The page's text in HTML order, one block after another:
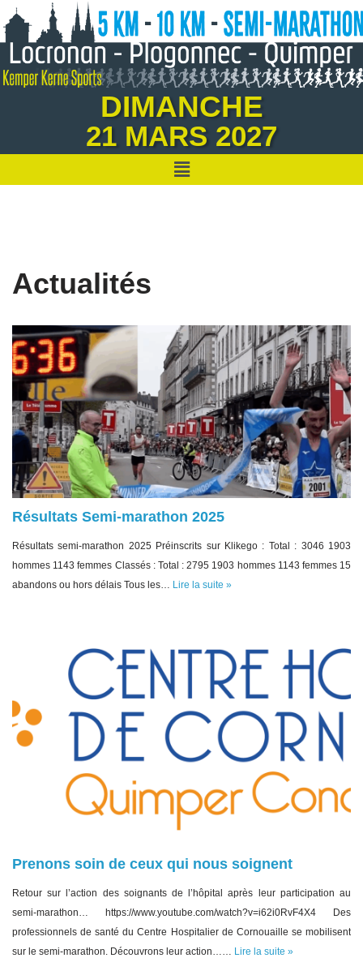
Aller
au
contenu
DIMANCHE
21 MARS 2027
Actualités
Résultats Semi-marathon 2025
Résultats semi-marathon 2025 Préinscrits sur Klikego : Total : 3046 1903
hommes 1143 femmes Classés : Total : 2795 1903 hommes 1143 femmes 15
abandons ou hors délais Tous les… Lire la suite »
Prenons soin de ceux qui nous soignent
Retour sur l’action des soignants de l’hôpital après leur participation au
semi-marathon… https://www.youtube.com/watch?v=i62i0RvF4X4 Des
professionnels de santé du Centre Hospitalier de Cornouaille se mobilisent
sur le semi-marathon. Découvrons leur action…… Lire la suite »